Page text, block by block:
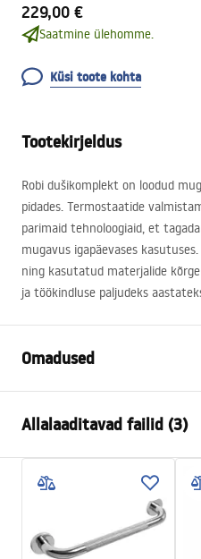
229,00 €
Saatmine ülehomme.
Küsi toote kohta
Tootekirjeldus
Robi dušikomplekt on loodud
pidades. Termostaatide
parimaid tehnoloogiaid, et
mugavus igapäevases
ning kasutatud materjalide
ja töökindluse paljudeks
Omadused
Materjal
Kraani tüüp
Paigaldusviis
Kõrguse reguleerimine
Minimaalne kõrgus
Allalaaditavad failid (3)
Turvalisuse teave